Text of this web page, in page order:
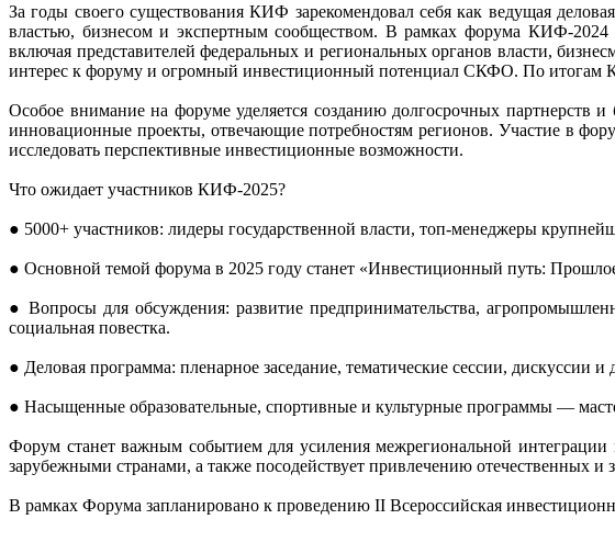
За годы своего существования КИФ зарекомендовал себя как ведущая
властью, бизнесом и экспертным сообществом. В рамках форума КИФ-2024
включая представителей федеральных и региональных органов власти,
интерес к форуму и огромный инвестиционный потенциал СКФО. По
Особое внимание на форуме уделяется созданию долгосрочных партнерств
инновационные проекты, отвечающие потребностям регионов. Участие в
исследовать перспективные инвестиционные возможности.
Что ожидает участников КИФ-2025?
● 5000+ участников: лидеры государственной власти, топ-менеджеры
● Основной темой форума в 2025 году станет «Инвестиционный путь:
● Вопросы для обсуждения: развитие предпринимательства,
социальная повестка.
● Деловая программа: пленарное заседание, тематические сессии,
● Насыщенные образовательные, спортивные и культурные программы —
Форум станет важным событием для усиления межрегиональной
зарубежными странами, а также посодействует привлечению отечественных
В рамках Форума запланировано к проведению II Всероссийская